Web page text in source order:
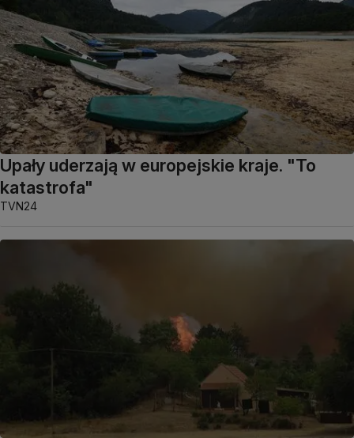
Upały uderzają w europejskie kraje. "To
katastrofa"
TVN24